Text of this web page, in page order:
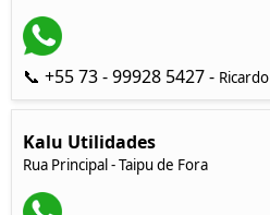
📞 +55 73 - 99928 5427 - Ricardo
Kalu Utilidades
Rua Principal - Taipu de Fora